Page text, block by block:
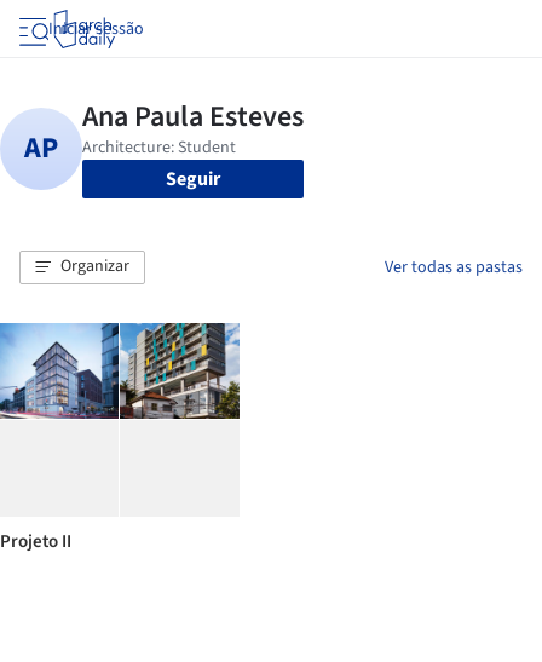
Iniciar sessão
Seguir
Organizar Ver todas as pastas
Projeto II